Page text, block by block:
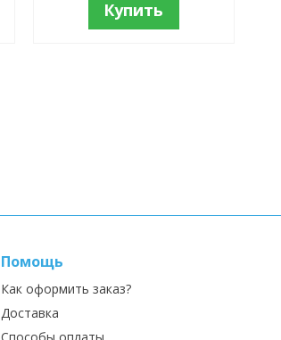
Купить
Помощь
Как оформить заказ?
Доставка